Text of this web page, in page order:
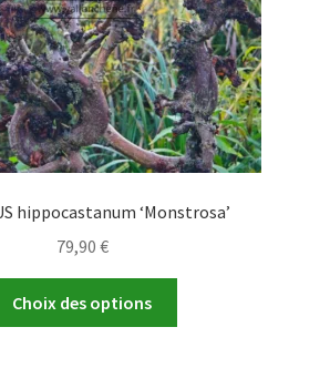
page
du
produit
hippocastanum ‘Monstrosa’
79,90 €
Choix des options